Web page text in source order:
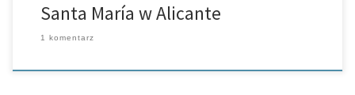
Santa María w Alicante
1 komentarz